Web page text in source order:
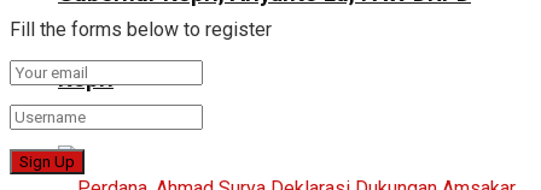
Kepri
Fill the forms below to register